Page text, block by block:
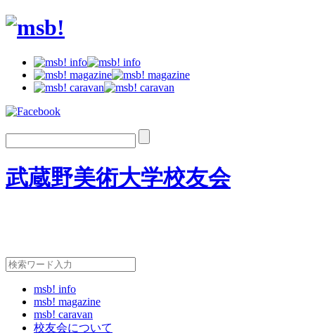
武蔵野美術大学校友会
msb! info
msb! magazine
msb! caravan
校友会について